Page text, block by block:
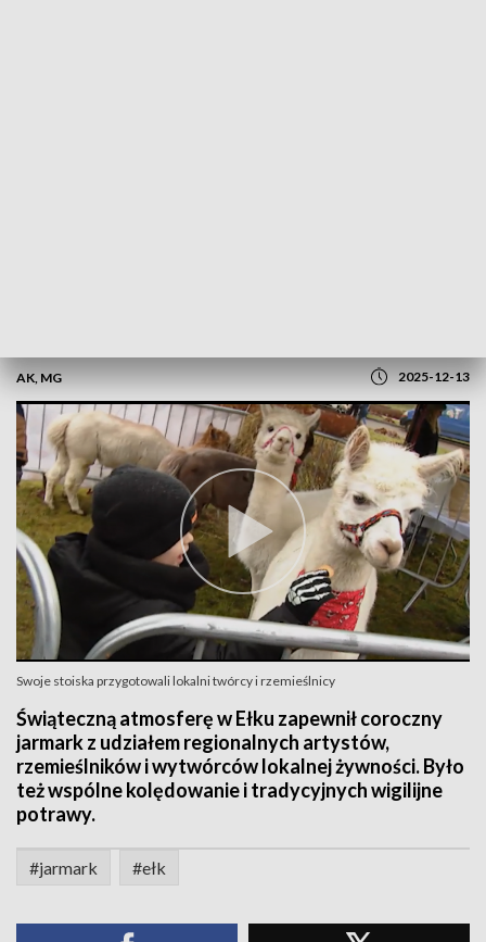
AK, MG 2025-12-13
Swoje stoiska przygotowali lokalni twórcy i rzemieślnicy
Świąteczną atmosferę w Ełku zapewnił coroczny
jarmark z udziałem regionalnych artystów,
rzemieślników i wytwórców lokalnej żywności. Było
też wspólne kolędowanie i tradycyjnych wigilijne
potrawy.
#jarmark #ełk